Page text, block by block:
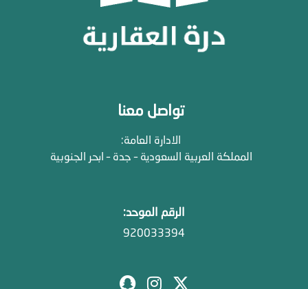
تواصل معنا
الادارة العامة:
المملكة العربية السعودية – جدة – ابحر الجنوبية
الرقم الموحد:
920033394